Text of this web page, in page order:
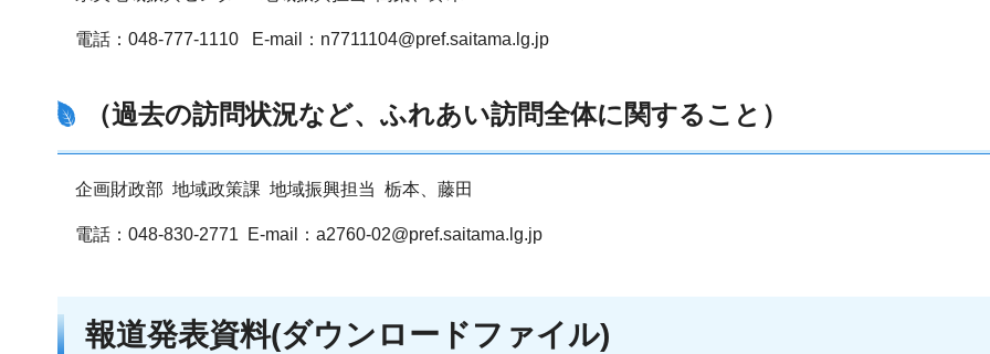
電話：048-777-1110 E-mail：n7711104@pref.saitama.lg.jp
（過去の訪問状況など、ふれあい訪問全体に関すること）
企画財政部 地域政策課 地域振興担当 栃本、藤田
電話：048-830-2771 E-mail：a2760-02@pref.saitama.lg.jp
報道発表資料(ダウンロードファイル)